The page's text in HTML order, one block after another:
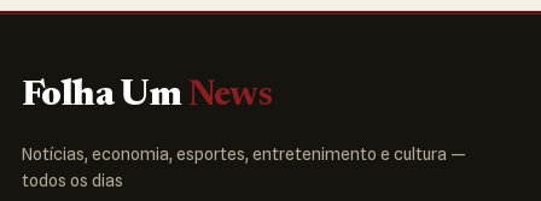
Folha Um News
Notícias, economia, esportes, entretenimento e cultura —
todos os dias